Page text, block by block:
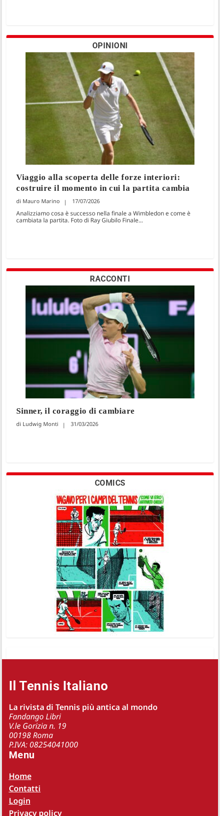
OPINIONI
Viaggio alla scoperta delle forze interiori:
costruire il momento in cui la partita cambia
Mauro Marino 17/07/2026
Analizziamo cosa è successo nella finale a Wimbledon e come è
cambiata la partita. Foto di Ray Giubilo Finale...
RACCONTI
Sinner, il coraggio di cambiare
Ludwig Monti 31/03/2026
COMICS
Il Tennis Italiano
La rivista di Tennis più antica al mondo
Fandango Libri
V.le Gorizia n. 19
00198 Roma
P.IVA: 08254041000
Menu
Home
Contatti
Login
Privacy policy